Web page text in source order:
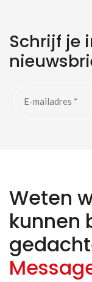
Schrijf je
Weten
kunnen